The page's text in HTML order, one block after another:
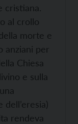
cristiana.
al crollo
morte e
anziani per
Chiesa
e sulla
rendeva